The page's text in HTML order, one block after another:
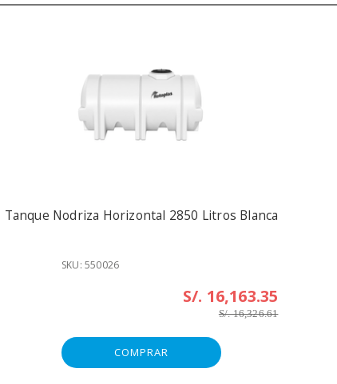
Tanque Nodriza Horizontal 2850 Litros Blanca
SKU: 550026
S/. 16,326.61
S/. 16,163.35
COMPRAR